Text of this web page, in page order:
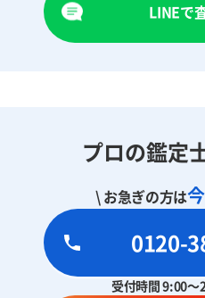
LINEで
プロの鑑定
\ お急ぎの方は
0120-
受付時間 9:00～